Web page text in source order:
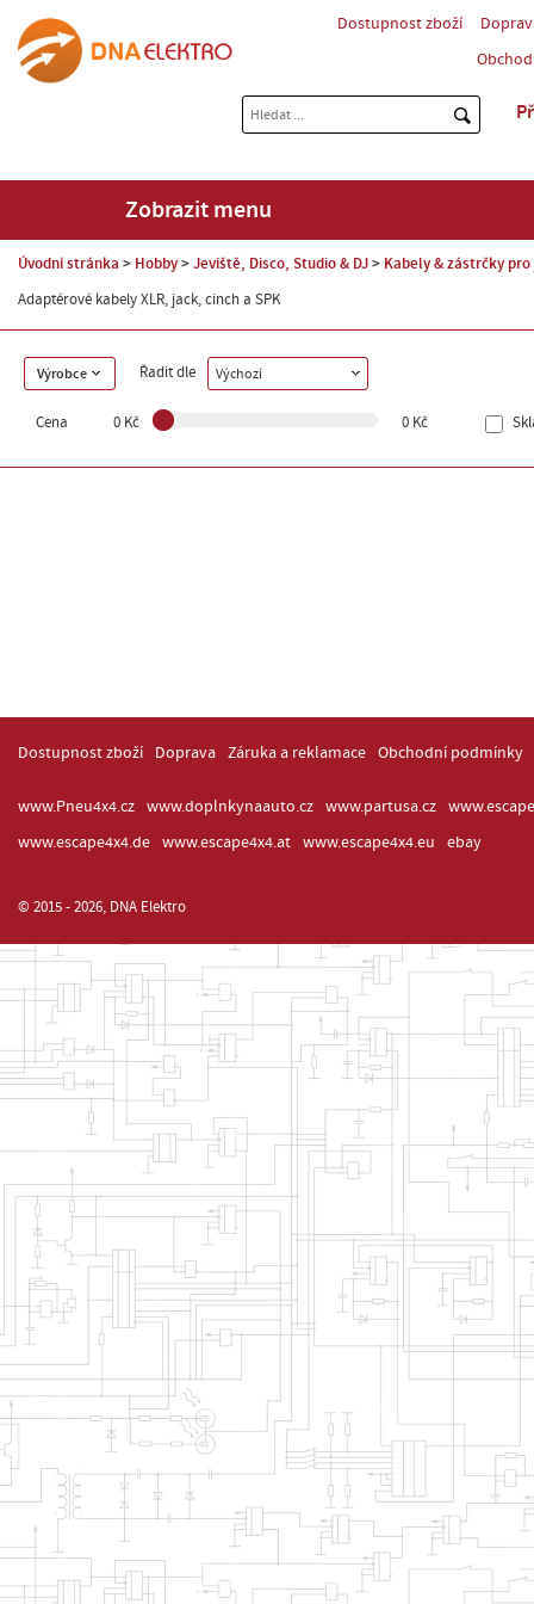
Dostupnost zboží
Zobrazit menu
Úvodní stránka Hobby Jeviště, Disco, Studio & DJ Kabely & zástrčky
Adaptérové kabely XLR, jack, cinch a SPK
Výrobce Řadit dle Výchozí
Cena 0 Kč 0 Kč
Dostupnost zboží Doprava Záruka a reklamace Obchodní podmínky
www.Pneu4x4.cz www.doplnkynaauto.cz www.partusa.cz
www.escape4x4.de
www.escape4x4.at www.escape4x4.eu ebay
© 2015 - 2026, DNA Elektro